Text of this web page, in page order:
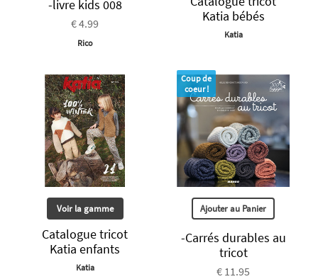
-livre kids 008
€ 4.99
Rico
Katia bébés
Katia
Voir la gamme
Catalogue tricot
Katia enfants
Katia
Coup de
coeur !
Ajouter au Panier
-Carrés durables au
tricot
€ 11.95